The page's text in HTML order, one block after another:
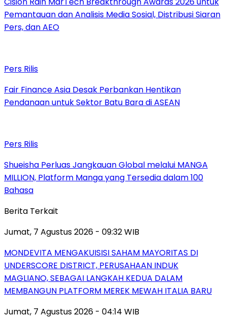
Pemantauan dan Analisis Media Sosial, Distribusi Siaran
Pers, dan AEO
Pers Rilis
Fair Finance Asia Desak Perbankan Hentikan
Pendanaan untuk Sektor Batu Bara di ASEAN
Pers Rilis
Shueisha Perluas Jangkauan Global melalui MANGA
MILLION, Platform Manga yang Tersedia dalam 100
Bahasa
Berita Terkait
Jumat, 7 Agustus 2026 - 09:32 WIB
MONDEVITA MENGAKUISISI SAHAM MAYORITAS DI
UNDERSCORE DISTRICT, PERUSAHAAN INDUK
MAGLIANO, SEBAGAI LANGKAH KEDUA DALAM
MEMBANGUN PLATFORM MEREK MEWAH ITALIA BARU
Jumat, 7 Agustus 2026 - 04:14 WIB